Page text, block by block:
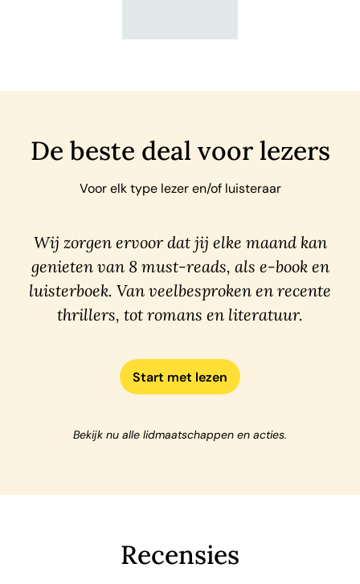
De beste deal voor lezers
Voor elk type lezer en/of luisteraar
Wij zorgen ervoor dat jij elke maand kan
genieten van 8 must-reads, als e-book en
luisterboek. Van veelbesproken en recente
thrillers, tot romans en literatuur.
Start met lezen
Bekijk nu alle lidmaatschappen en acties.
Recensies